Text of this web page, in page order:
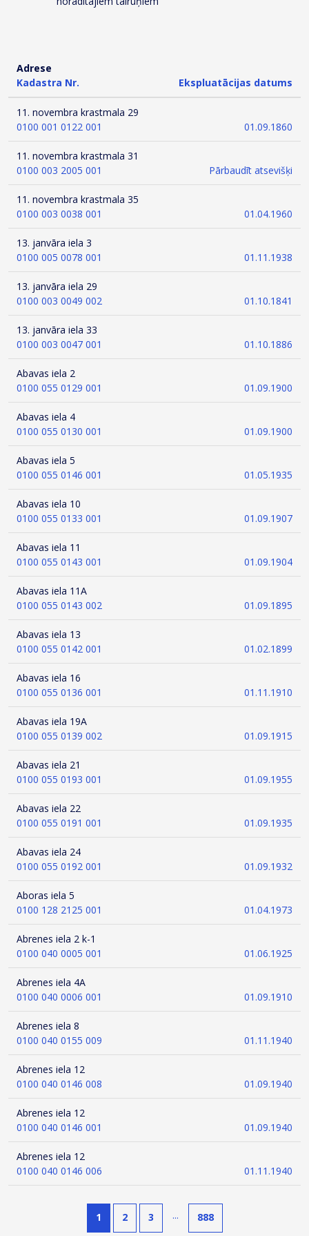
Adrese
Kadastra Nr.
Ekspluatācijas datums
11. novembra krastmala 29
0100 001 0122 001
01.09.1860
11. novembra krastmala 31
0100 003 2005 001
Pārbaudīt atsevišķi
11. novembra krastmala 35
0100 003 0038 001
01.04.1960
13. janvāra iela 3
0100 005 0078 001
01.11.1938
13. janvāra iela 29
0100 003 0049 002
01.10.1841
13. janvāra iela 33
0100 003 0047 001
01.10.1886
Abavas iela 2
0100 055 0129 001
01.09.1900
Abavas iela 4
0100 055 0130 001
01.09.1900
Abavas iela 5
0100 055 0146 001
01.05.1935
Abavas iela 10
0100 055 0133 001
01.09.1907
Abavas iela 11
0100 055 0143 001
01.09.1904
Abavas iela 11A
0100 055 0143 002
01.09.1895
Abavas iela 13
0100 055 0142 001
01.02.1899
Abavas iela 16
0100 055 0136 001
01.11.1910
Abavas iela 19A
0100 055 0139 002
01.09.1915
Abavas iela 21
0100 055 0193 001
01.09.1955
Abavas iela 22
0100 055 0191 001
01.09.1935
Abavas iela 24
0100 055 0192 001
01.09.1932
Aboras iela 5
0100 128 2125 001
01.04.1973
Abrenes iela 2 k-1
0100 040 0005 001
01.06.1925
Abrenes iela 4A
0100 040 0006 001
01.09.1910
Abrenes iela 8
0100 040 0155 009
01.11.1940
Abrenes iela 12
0100 040 0146 008
01.09.1940
Abrenes iela 12
0100 040 0146 001
01.09.1940
Abrenes iela 12
0100 040 0146 006
01.11.1940
1 2 3 ... 888